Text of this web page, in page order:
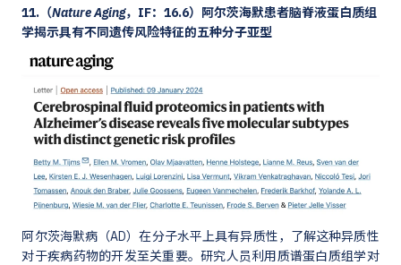
11.（Nature Aging，IF：16.6）阿尔茨海默患者脑脊液蛋白质组
学揭示具有不同遗传风险特征的五种分子亚型
阿尔茨海默病（AD）在分子水平上具有异质性，了解这种异质性
对于疾病药物的开发至关重要。研究人员利用质谱蛋白质组学对